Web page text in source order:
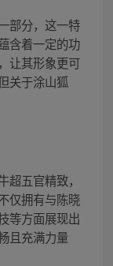
部分，这一特
含着一定的功
让其形象更可
关于涂山狐
五官精致，
仅拥有与陈晓
等方面展现出
且充满力量